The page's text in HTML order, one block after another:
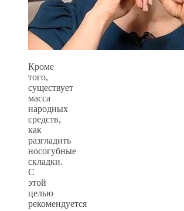
Кроме
того,
существует
масса
народных
средств,
как
разгладить
носогубные
складки.
С
этой
целью
рекомендуется